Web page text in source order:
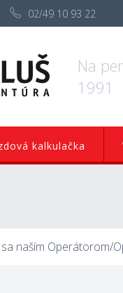
02/49 10 93 22
Na
1991
kalkulačka
naším Operátorom/